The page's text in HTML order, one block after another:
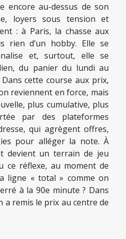
encore au-dessus de son
loyers sous tension et
: à Paris, la chasse aux
rien d’un hobby. Elle se
et, surtout, elle se
du panier du lundi au
cette course aux prix,
reviennent en force, mais
plus cumulative, plus
par des plateformes
qui agrègent offres,
pour alléger la note. À
devient un terrain de jeu
ce réflexe, au moment de
ligne « total » comme on
à la 90e minute ? Dans
a remis le prix au centre de